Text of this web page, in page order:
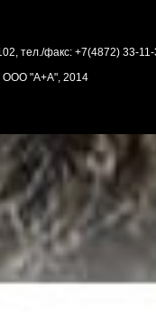
тел./факс: +7(4872) 33-
ООО "А+А", 2014